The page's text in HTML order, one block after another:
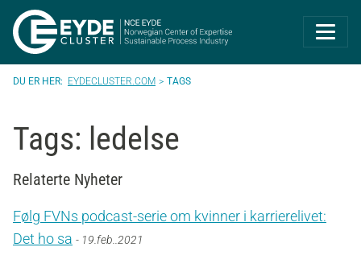
Eyde-Cluster |
EYDECLUSTER.COM TAGS
Tags: ledelse
Relaterte Nyheter
Følg FVNs podcast-serie om kvinner i karrierelivet:
Det ho sa - 19.feb..2021